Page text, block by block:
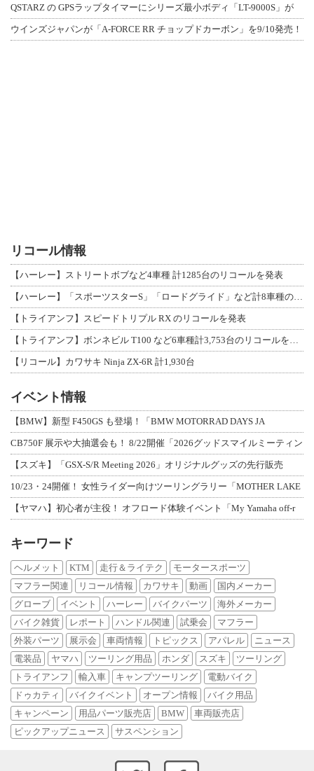
QSTARZ の GPSラップタイマーにシリーズ最小ボディ「LT-9000S」が
ウインズジャパンが「A-FORCE RR チョップドカーボン」を9/10発売！
リコール情報
【ハーレー】ストリートボブなど4車種 計1285台のリコールを発表
【ハーレー】「スポーツスターS」「ロードグライド」など計8車種のリコールを発表
【トライアンフ】スピードトリプル RX のリコールを発表
【トライアンフ】ボンネビル T100 など6車種計3,753台のリコールを発表
【リコール】カワサキ Ninja ZX-6R 計1,930台
イベント情報
【BMW】新型 F450GS も登場！「BMW MOTORRAD DAYS JA
CB750F 展示や大抽選会も！ 8/22開催「2026グッドスマイルミーティン
【スズキ】「GSX-S/R Meeting 2026」オリジナルグッズの先行販売
10/23・24開催！ 女性ライダー向けツーリングラリー「MOTHER LAKE
【ヤマハ】初心者が主役！ オフロード体験イベント「My Yamaha off-r
キーワード
ヘルメット KTM 走行＆ライテク
モータースポーツ
マフラー関連
リコール情報 カワサキ 動画
国内メーカー
グローブ
イベント ハーレー バイクパーツ
海外メーカー
バイク雑貨
レポート ハンドル関連 試乗会
マフラー
外装パーツ
展示会 車両情報 トピックス アパレル
ニュース
電装品
ヤマハ ツーリング用品 ホンダ スズキ
ツーリング
トライアンフ
輸入車 キャンプツーリング
電動バイク
ドゥカティ
バイクイベント オープン情報
バイク用品
キャンペーン
用品パーツ販売店 BMW
車両販売店
ピックアップニュース
サスペンション